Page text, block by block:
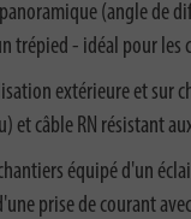
(angle de
trépied - idéal pour les
extérieure et sur
et câble RN résistant
équipé d'un
prise de courant